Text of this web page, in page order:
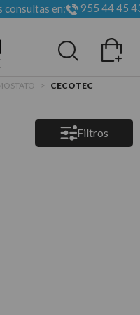
consultas en: 955 44 45
> CECOTEC
Filtros